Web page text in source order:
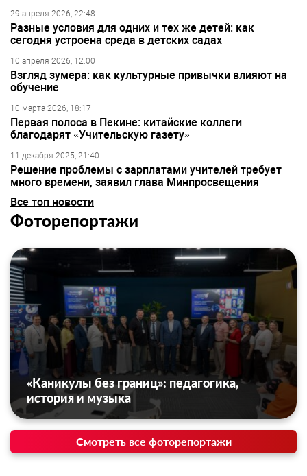
29 апреля 2026, 22:48
Разные условия для одних и тех же детей: как
сегодня устроена среда в детских садах
10 апреля 2026, 12:00
Взгляд зумера: как культурные привычки влияют на
обучение
10 марта 2026, 18:17
Первая полоса в Пекине: китайские коллеги
благодарят «Учительскую газету»
11 декабря 2025, 21:40
Решение проблемы с зарплатами учителей требует
много времени, заявил глава Минпросвещения
Все топ новости
Фоторепортажи
«Каникулы без границ»: педагогика,
история и музыка
Смотреть все фоторепортажи